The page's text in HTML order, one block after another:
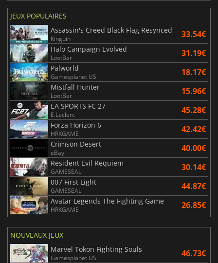
JEUX POPULAIRES
Assassin's Creed Black Flag Resynced
Kinguin 33.54€
Halo Campaign Evolved
LootBar 31.19€
Palworld
Gamesplanet US 18.17€
Mistfall Hunter
LootBar 15.96€
EA SPORTS FC 27
E.Leclerc 45.28€
Forza Horizon 6
HRKGAME 42.42€
Crimson Desert
eBay 40.00€
Resident Evil Requiem
GAMESEAL 30.14€
007 First Light
GAMESEAL 44.87€
Avatar Legends The Fighting Game
HRKGAME 26.85€
NOUVEAUX JEUX
Marvel Tokon Fighting Souls
Gamesplanet US 46.73€